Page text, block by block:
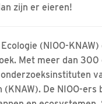
zijn er eieren!
(NIOO-
Met meer dan
De NIOO-